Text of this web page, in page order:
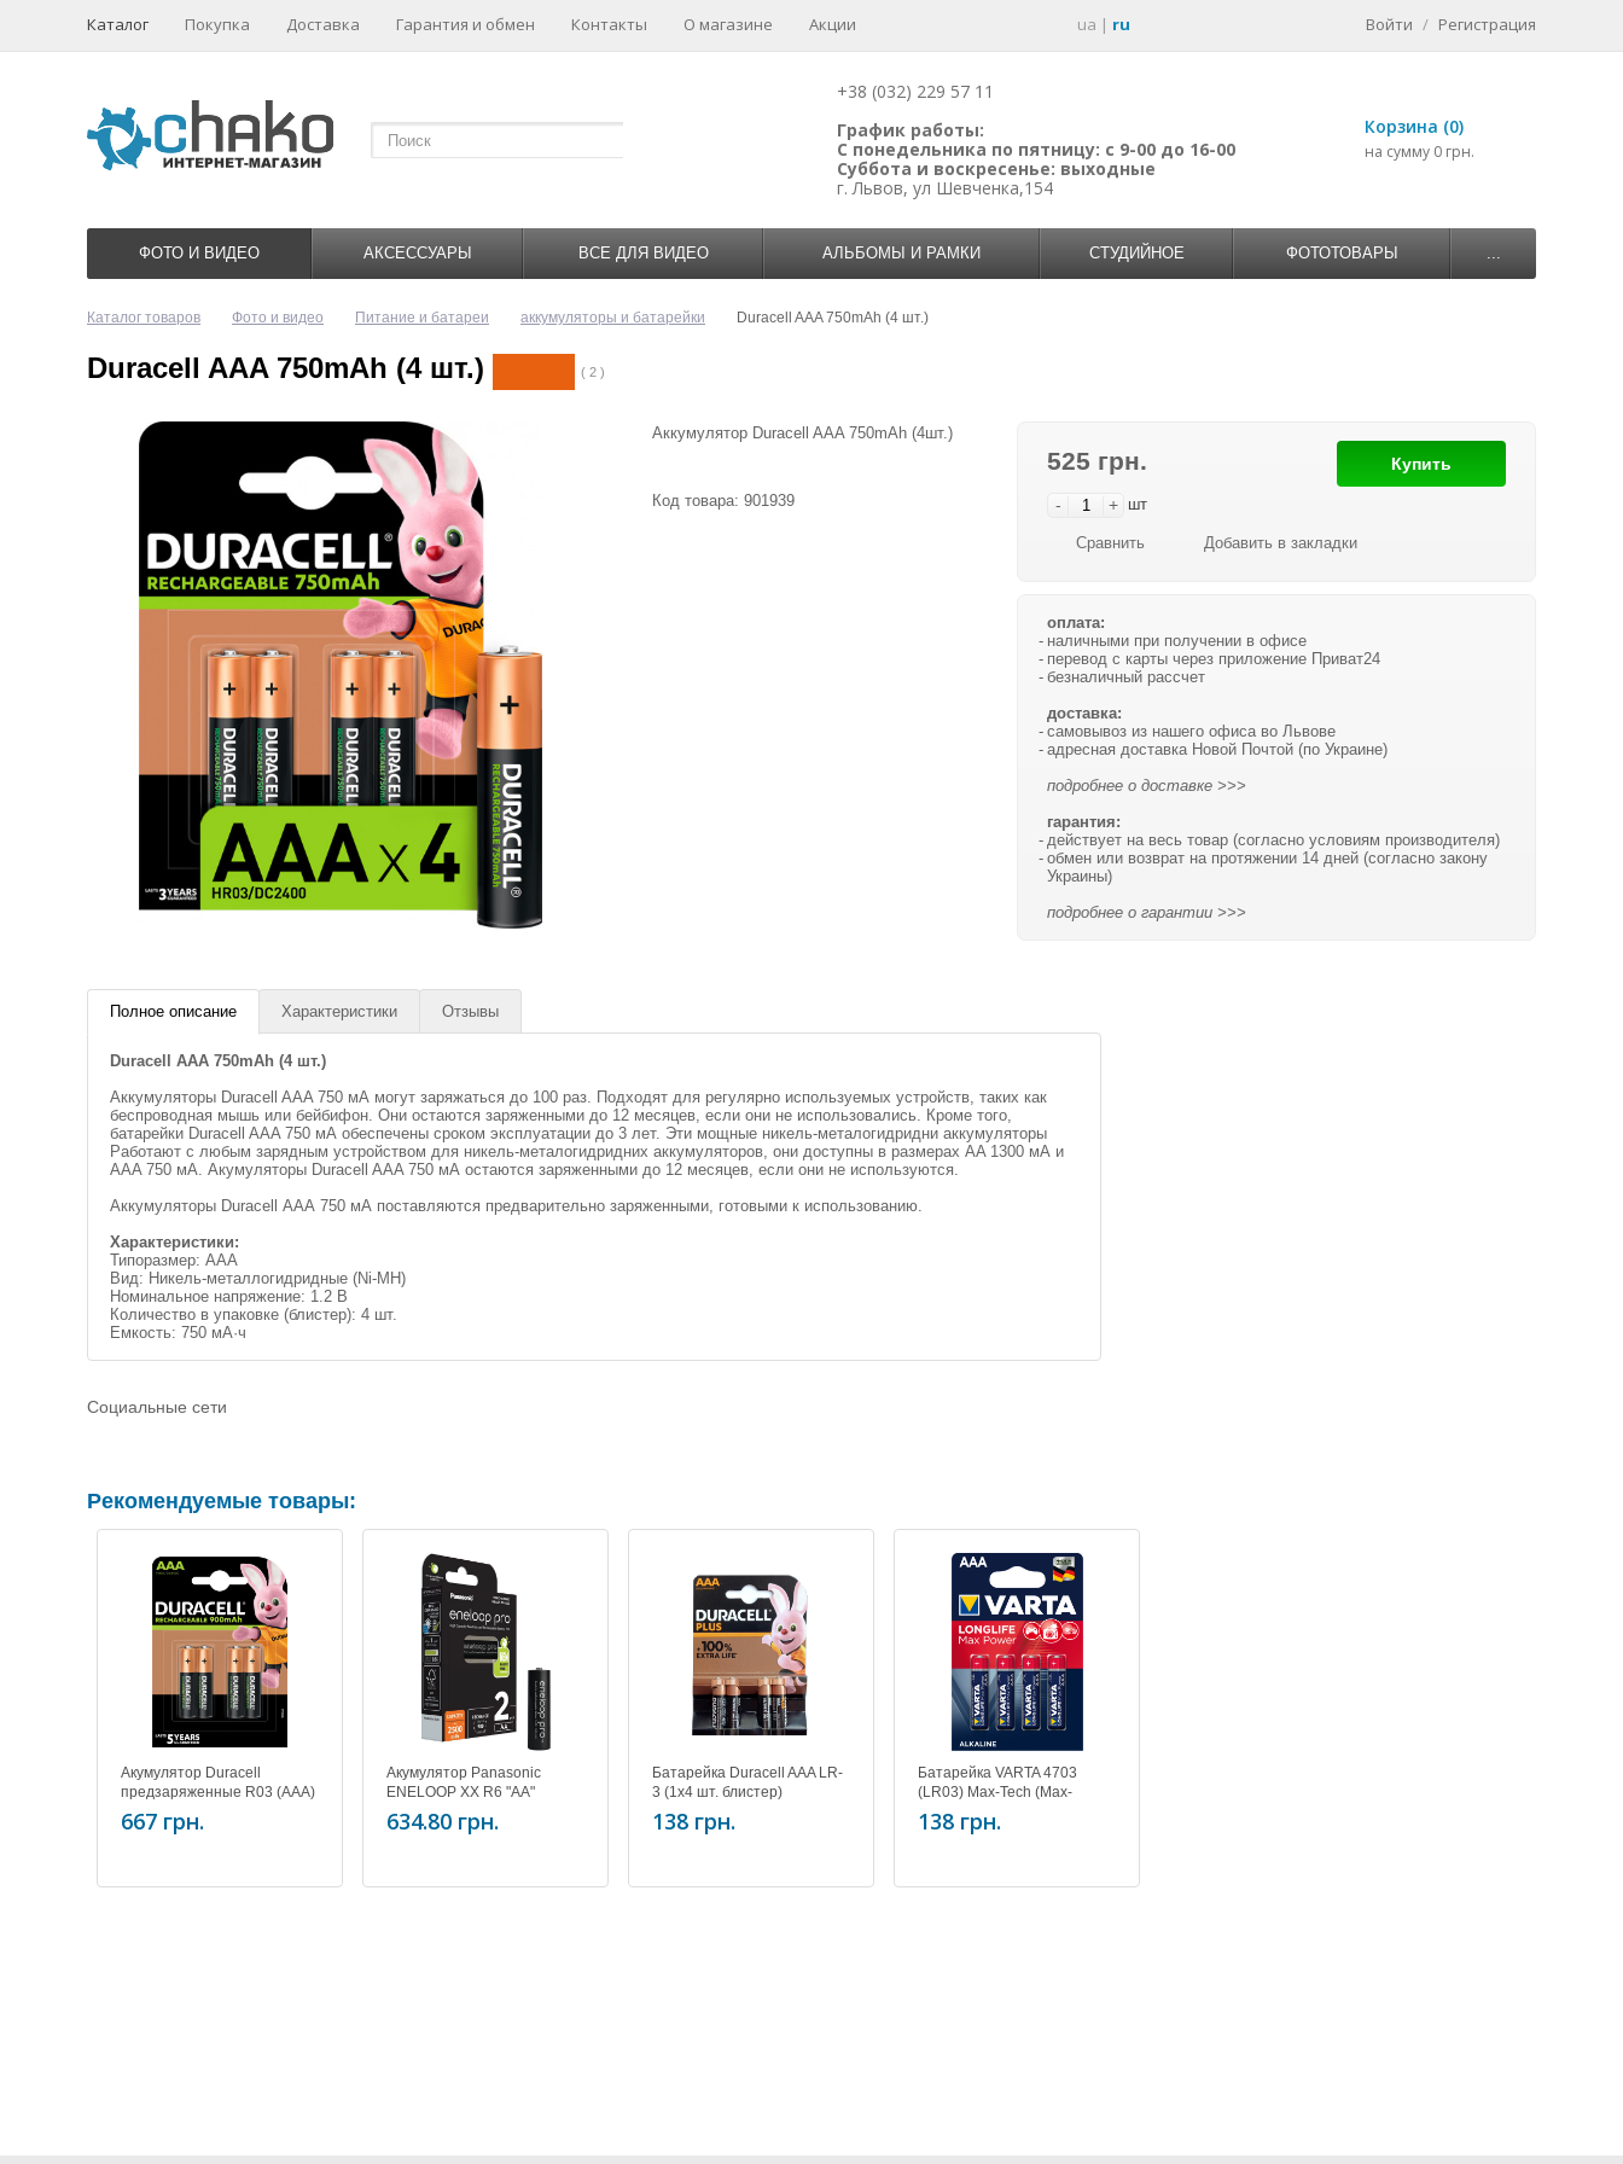
Каталог Покупка Доставка Гарантия и обмен Контакты О магазине Акции ua | ru Войти / Регистрация
+38 (032) 229 57 11
График работы:
С понедельника по пятницу: с 9-00 до 16-00
Суббота и воскресенье: выходные
г. Львов, ул Шевченка,154
Корзина (0)
на сумму 0 грн.
ФОТО И ВИДЕО АКСЕССУАРЫ ВСЕ ДЛЯ ВИДЕО АЛЬБОМЫ И РАМКИ СТУДИЙНОЕ ФОТОТОВАРЫ ...
Каталог товаров Фото и видео Питание и батареи аккумуляторы и батарейки Duracell AAA 750mAh (4 шт.)
Duracell AAA 750mAh (4 шт.) ( 2 )
525 грн.
- + шт
Купить
Сравнить Добавить в закладки
оплата:
наличными при получении в офисе
перевод с карты через приложение Приват24
безналичный рассчет
доставка:
самовывоз из нашего офиса во Львове
адресная доставка Новой Почтой (по Украине)
подробнее о доставке >>>
гарантия:
действует на весь товар (согласно условиям производителя)
обмен или возврат на протяжении 14 дней (согласно закону
Украины)
подробнее о гарантии >>>
Аккумулятор Duracell AAA 750mAh (4шт.)
Код товара: 901939
Полное описание Характеристики Отзывы
Duracell AAA 750mAh (4 шт.)
Аккумуляторы Duracell AAA 750 мА могут заряжаться до 100 раз. Подходят для регулярно используемых устройств, таких как
беспроводная мышь или бейбифон. Они остаются заряженными до 12 месяцев, если они не использовались. Кроме того,
батарейки Duracell AAA 750 мА обеспечены сроком эксплуатации до 3 лет. Эти мощные никель-металогидридни аккумуляторы
Работают с любым зарядным устройством для никель-металогидридних аккумуляторов, они доступны в размерах AA 1300 мА и
AAA 750 мА. Акумуляторы Duracell AAA 750 мА остаются заряженными до 12 месяцев, если они не используются.
Аккумуляторы Duracell ААА 750 мА поставляются предварительно заряженными, готовыми к использованию.
Характеристики:
Типоразмер: AAA
Вид: Никель-металлогидридные (Ni-MH)
Номинальное напряжение: 1.2 В
Количество в упаковке (блистер): 4 шт.
Емкость: 750 мА·ч
Социальные сети
Рекомендуемые товары:
Акумулятор Duracell
предзаряженные R03 (AAA)
900mAh 4 на блістері
667 грн.
Акумулятор Panasonic
ENELOOP XX R6 "АА"
(2500mAh) x 2шт. BK-
3HCDE/2BE Ni-Mh
634.80 грн.
Батарейка Duracell AAA LR-
3 (1x4 шт. блистер)
138 грн.
Батарейка VARTA 4703
(LR03) Max-Tech (Max-
Power) 1x4 alkaline
138 грн.